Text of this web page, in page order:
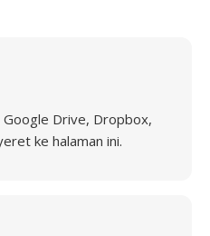
Drive, Dropbox,
ke halaman ini.